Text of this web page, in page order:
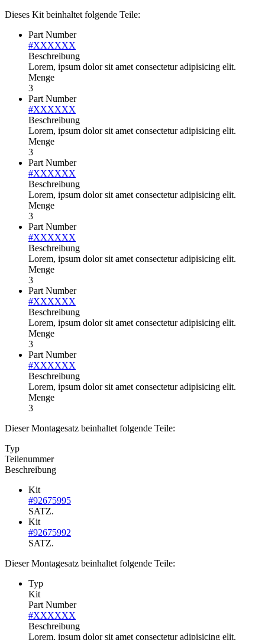
Dieses Kit beinhaltet folgende Teile:
Part Number
#XXXXXX
Beschreibung
Lorem, ipsum dolor sit amet consectetur adipisicing elit.
Menge
3
Part Number
#XXXXXX
Beschreibung
Lorem, ipsum dolor sit amet consectetur adipisicing elit.
Menge
3
Part Number
#XXXXXX
Beschreibung
Lorem, ipsum dolor sit amet consectetur adipisicing elit.
Menge
3
Part Number
#XXXXXX
Beschreibung
Lorem, ipsum dolor sit amet consectetur adipisicing elit.
Menge
3
Part Number
#XXXXXX
Beschreibung
Lorem, ipsum dolor sit amet consectetur adipisicing elit.
Menge
3
Part Number
#XXXXXX
Beschreibung
Lorem, ipsum dolor sit amet consectetur adipisicing elit.
Menge
3
Dieser Montagesatz beinhaltet folgende Teile:
Typ
Teilenummer
Beschreibung
Kit
#92675995
SATZ.
Kit
#92675992
SATZ.
Dieser Montagesatz beinhaltet folgende Teile:
Typ
Kit
Part Number
#XXXXXX
Beschreibung
Lorem, ipsum dolor sit amet consectetur adipisicing elit.